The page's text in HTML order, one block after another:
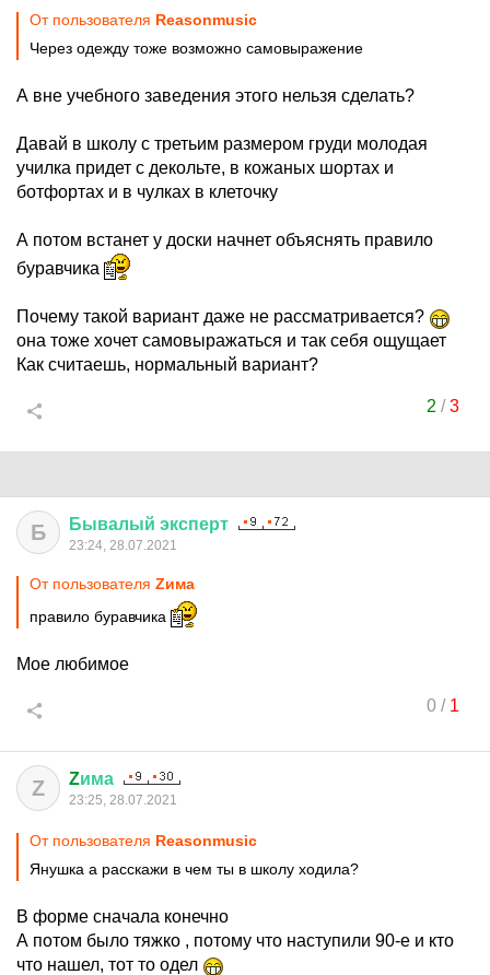
От пользователя Reasonmusic
Через одежду тоже возможно самовыражение
А вне учебного заведения этого нельзя сделать?
Давай в школу с третьим размером груди молодая
училка придет с декольте, в кожаных шортах и
ботфортах и в чулках в клеточку
А потом встанет у доски начнет объяснять правило
буравчика
Почему такой вариант даже не рассматривается?
она тоже хочет самовыражаться и так себя ощущает
Как считаешь, нормальный вариант?
2 /3
Б Бывалый эксперт
23:24, 28.07.2021
От пользователя Zима
правило буравчика
Мое любимое
0/ 1
Z Zима
23:25, 28.07.2021
От пользователя Reasonmusic
Янушка а расскажи в чем ты в школу ходила?
В форме сначала конечно
А потом было тяжко , потому что наступили 90-е и кто
что нашел, тот то одел